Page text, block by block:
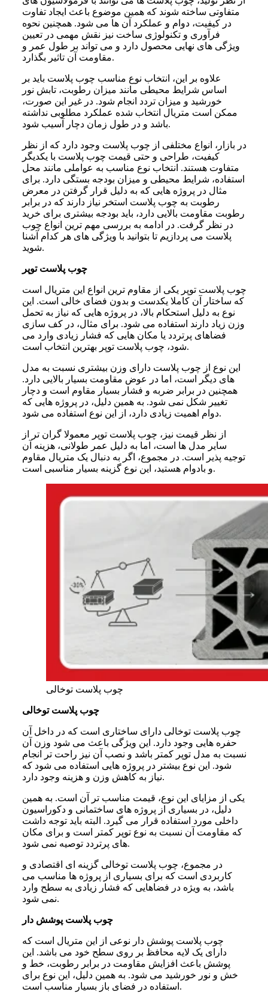
متفاوتی ساخته شوند که همین موضوع باعث ایجاد تفاوت
در کیفیت، دوام و عملکرد آن ها می شود. همچنین نحوه
فرآوری و تکنولوژی ساخت نیز نقش مهمی در تعیین
ویژگی های نهایی محصول دارد و می تواند بر طول عمر و
مقاومت آن تاثیر بگذارد.
علاوه بر این، انتخاب نوع مناسب چوب پلاست باید بر
اساس شرایط محیطی مانند میزان رطوبت، تابش نور
خورشید و میزان تردد انجام شود. در غیر این صورت،
ممکن است متریال انتخاب شده عملکرد مطلوبی نداشته
باشد و در طول زمان دچار آسیب شود.
در بازار، انواع مختلفی از چوب پلاست وجود دارد که از نظر
کیفیت، طراحی و حتی قیمت چوب پلاست با یکدیگر
متفاوت هستند. انتخاب نوع مناسب به عواملی مانند محل
استفاده، شرایط محیطی و میزان بودجه بستگی دارد. برای
مثال در پروژه هایی که به دلیل قرار گرفتن در معرض
رطوبت به چوب پلاست استخر نیاز دارند که در برابر
رطوبت مقاومت بالایی دارد، باید بودجه بیشتری برای خرید
در نظر گرفت. در ادامه به بررسی مهم ترین انواع چوب
پلاست می پردازیم تا بتوانید با ویژگی های هر کدام آشنا
شوید.
چوب پلاست توپر
چوب پلاست توپر یکی از مقاوم ترین انواع این متریال است
که ساختار آن کاملا یکدست و بدون فضای خالی است. این
نوع به دلیل استحکام بالا، در پروژه هایی که نیاز به تحمل
وزن زیاد دارند استفاده می شود. برای مثال، در کف سازی
فضاهای پرتردد یا مکان هایی که فشار زیادی وارد می
شود، چوب پلاست توپر بهترین انتخاب است.
این نوع از چوب پلاست دارای وزن بیشتری نسبت به مدل
های دیگر است، اما در عوض مقاومت بسیار بالایی دارد.
همچنین در برابر ضربه و فشار بسیار مقاوم است و دچار
تغییر شکل نمی شود. به همین دلیل، در پروژه هایی که
دوام اهمیت زیادی دارد، از این نوع استفاده می شود.
از نظر قیمت نیز، چوب پلاست توپر معمولا گران تر از
سایر مدل ها است، اما به دلیل عمر طولانی، هزینه آن
توجیه پذیر است. در مجموع، اگر به دنبال یک متریال مقاوم
و بادوام هستید، این نوع گزینه بسیار مناسبی است.
چوب پلاست توخالی
چوب پلاست توخالی
چوب پلاست توخالی دارای ساختاری است که در داخل آن
حفره هایی وجود دارد. این ویژگی باعث می شود وزن آن
نسبت به مدل توپر کمتر باشد و نصب آن نیز راحت تر انجام
شود. این نوع بیشتر در پروژه هایی استفاده می شود که
نیاز به کاهش وزن و هزینه وجود دارد.
یکی از مزایای این نوع، قیمت مناسب تر آن است. به همین
دلیل، در بسیاری از پروژه های ساختمانی و دکوراسیون
داخلی مورد استفاده قرار می گیرد. البته باید توجه داشت
که مقاومت آن نسبت به نوع توپر کمتر است و برای مکان
های پرتردد توصیه نمی شود.
در مجموع، چوب پلاست توخالی گزینه ای اقتصادی و
کاربردی است که برای بسیاری از پروژه ها مناسب می
باشد، به ویژه در فضاهایی که فشار زیادی به سطح وارد
نمی شود.
چوب پلاست پوشش دار
چوب پلاست پوشش دار نوعی از این متریال است که
دارای یک لایه محافظ بر روی سطح خود می باشد. این
پوشش باعث افزایش مقاومت در برابر رطوبت، خط و
خش و نور خورشید می شود. به همین دلیل، این نوع برای
استفاده در فضای باز بسیار مناسب است.